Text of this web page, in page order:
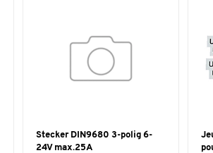
Stecker DIN9680 3-polig 6-
24V max.25A